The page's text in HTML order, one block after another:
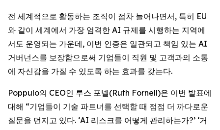
전 세계적으로 활동하는 조직이 점차 늘어나면서, 특히 EU
와 같이 세계에서 가장 엄격한 AI 규제를 시행하는 지역에
서도 운영되는 가운데, 이번 인증은 일관되고 책임 있는 AI
거버넌스를 보장함으로써 기업들이 직원 및 고객과의 소통
에 자신감을 가질 수 있도록 하는 효과를 갖는다.
Poppulo의 CEO인 루스 포넬(Ruth Fornell)은 이번 발표에
대해 “기업들이 기술 파트너를 선택할 때 점점 더 까다로운
질문을 던지고 있다. ‘AI 리스크를 어떻게 관리하는가?’ ‘거